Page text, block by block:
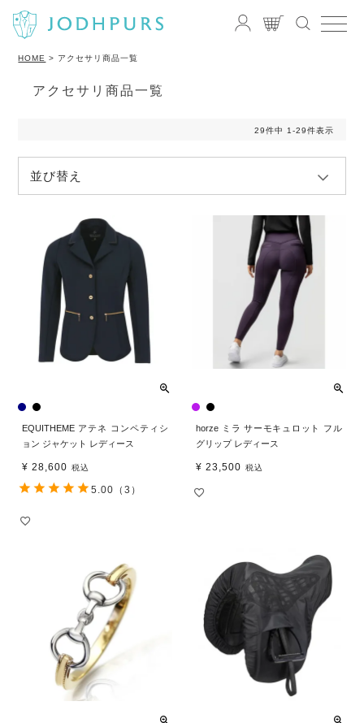
HOME アクセサリ商品一覧
アクセサリ商品一覧
並び替え
29件中 1 -29件表示
EQUITHEME アテネ コンペティシ
ョン ジャケット レディース
¥ 28,600 税込
5.00 （3）
horze ミラ サーモキュロット フル
グリップ レディース
¥ 23,500 税込